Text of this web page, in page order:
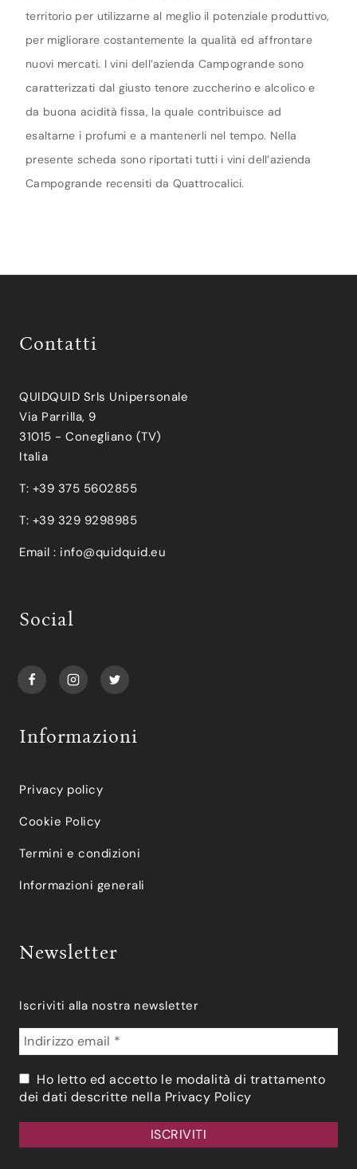
territorio per utilizzarne al meglio il potenziale produttivo,
per migliorare costantemente la qualità ed affrontare
nuovi mercati. I vini dell’azienda Campogrande sono
caratterizzati dal giusto tenore zuccherino e alcolico e
da buona acidità fissa, la quale contribuisce ad
esaltarne i profumi e a mantenerli nel tempo. Nella
presente scheda sono riportati tutti i vini dell’azienda
Campogrande recensiti da Quattrocalici.
Contatti
QUIDQUID Srls Unipersonale
Via Parrilla, 9
31015 - Conegliano (TV)
Italia
T: +39 375 5602855
T: +39 329 9298985
Email : info@quidquid.eu
Social
Informazioni
Privacy policy
Cookie Policy
Termini e condizioni
Informazioni generali
Newsletter
Iscriviti alla nostra newsletter
Ho letto ed accetto le modalità di trattamento
dei dati descritte nella Privacy Policy